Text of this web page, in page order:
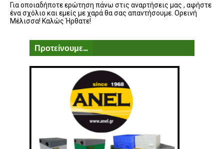
Για οποιαδήποτε ερώτηση πάνω στις αναρτήσεις μας , αφήστε
ένα σχόλιο και εμείς με χαρά θα σας απαντήσουμε. Ορεινή
Μέλισσα! Καλώς Ήρθατε!
Προτείνουμε...